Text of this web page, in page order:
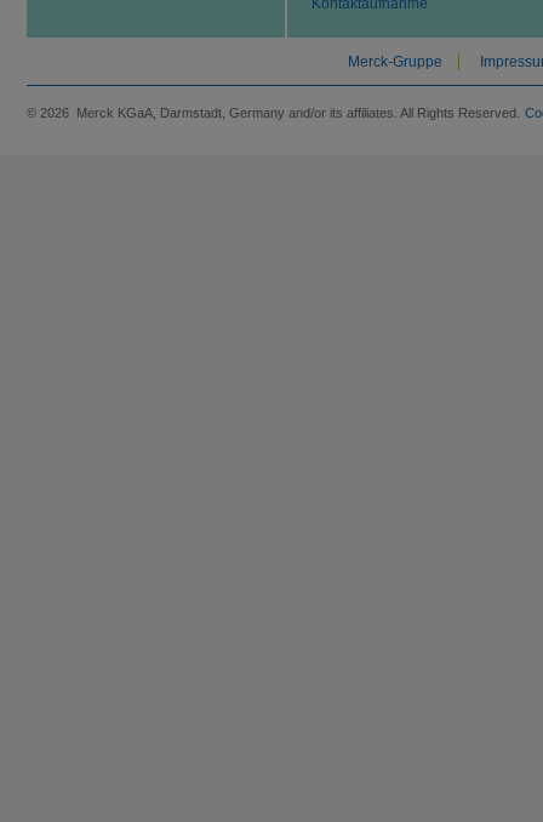
Kontaktaufnahme
Merck-Gruppe
© 2026 Merck KGaA, Darmstadt, Germany and/or its affiliates. All Rights Reserved.